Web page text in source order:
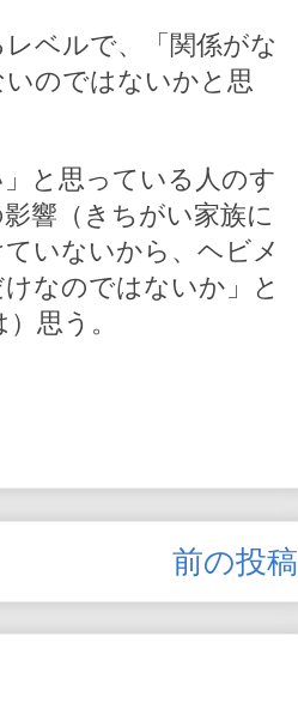
ベルで、「関係がな
のではないかと思
と思っている人のす
響（きちがい家族に
いないから、ヘビメ
なのではないか」と
思う。
前の投稿